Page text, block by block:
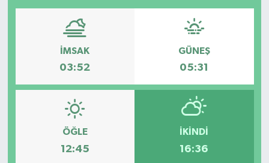
İMSAK
03:52
GÜNEŞ
05:31
ÖĞLE
12:45
İKINDI
16:36
GİRNE
GÜNDEM
GÜNEY KIBRIS
İÇ HABERLER
KÜLTÜR SANAT